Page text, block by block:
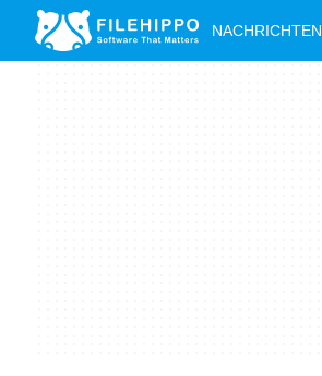
NACHRICHTEN